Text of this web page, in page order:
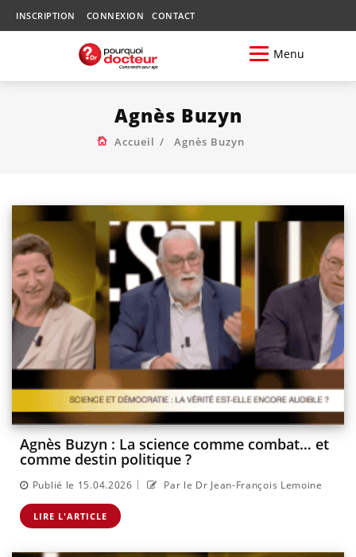
INSCRIPTION CONNEXION CONTACT
Menu
Agnès Buzyn
Accueil Agnès Buzyn
Agnès Buzyn : La science comme combat… et
comme destin politique ?
Publié le 15.04.2026 | Par le Dr Jean-François Lemoine
LIRE L'ARTICLE